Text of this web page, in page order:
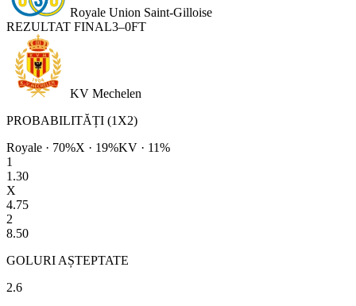
Royale Union Saint-Gilloise
REZULTAT FINAL3–0FT
KV Mechelen
PROBABILITĂȚI (1X2)
Royale · 70%X · 19%KV · 11%
1
1.30
X
4.75
2
8.50
GOLURI AȘTEPTATE
2.6